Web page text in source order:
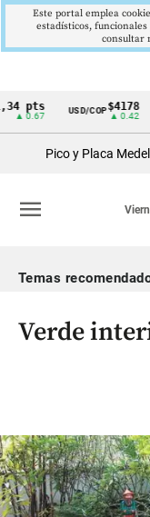
Cintillo
Colombia
pts
▲ 0.67
USD/COP$4178
▲ 0.42
Pico y Placa
menu
Temas
Verde
Este portal emplea
estadísticos,
consultar